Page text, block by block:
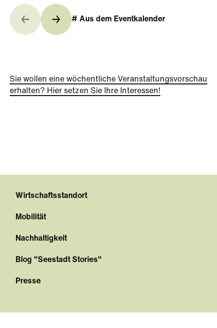
# Aus dem Eventkalender
Sie wollen eine wöchentliche Veranstaltungsvorschau
erhalten? Hier setzen Sie Ihre Interessen!
Wirtschaftsstandort
Mobilität
Nachhaltigkeit
Blog "Seestadt Stories"
Presse